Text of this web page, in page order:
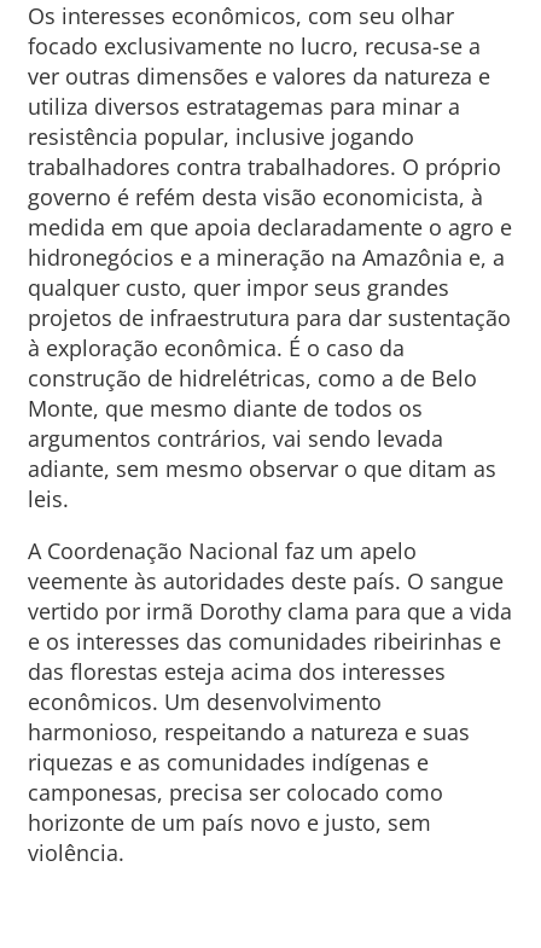
Os interesses econômicos, com seu olhar
focado exclusivamente no lucro, recusa-se a
ver outras dimensões e valores da natureza e
utiliza diversos estratagemas para minar a
resistência popular, inclusive jogando
trabalhadores contra trabalhadores. O próprio
governo é refém desta visão economicista, à
medida em que apoia declaradamente o agro e
hidronegócios e a mineração na Amazônia e, a
qualquer custo, quer impor seus grandes
projetos de infraestrutura para dar sustentação
à exploração econômica. É o caso da
construção de hidrelétricas, como a de Belo
Monte, que mesmo diante de todos os
argumentos contrários, vai sendo levada
adiante, sem mesmo observar o que ditam as
leis.
A Coordenação Nacional faz um apelo
veemente às autoridades deste país. O sangue
vertido por irmã Dorothy clama para que a vida
e os interesses das comunidades ribeirinhas e
das florestas esteja acima dos interesses
econômicos. Um desenvolvimento
harmonioso, respeitando a natureza e suas
riquezas e as comunidades indígenas e
camponesas, precisa ser colocado como
horizonte de um país novo e justo, sem
violência.